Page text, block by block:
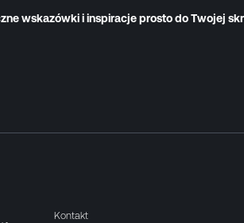
wskazówki i inspiracje prosto do Twojej
Kontakt